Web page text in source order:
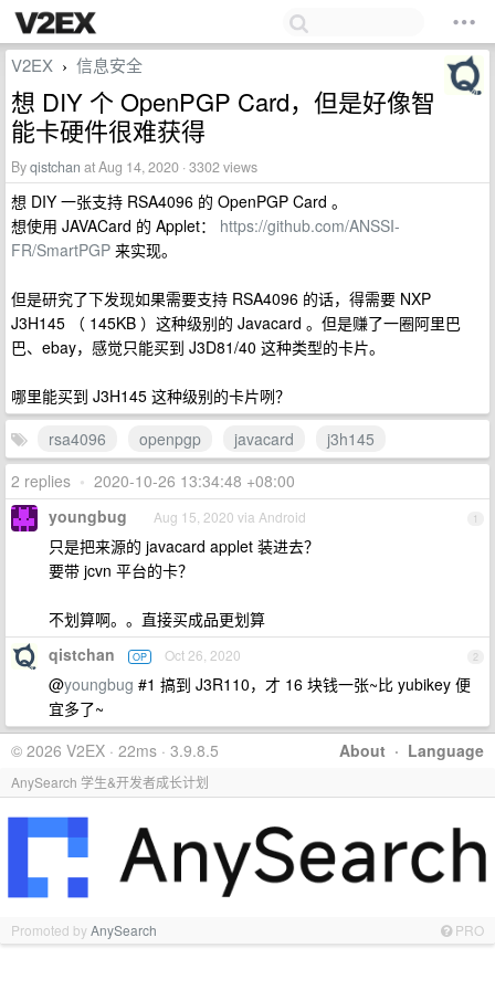
V2EX › 信息安全
想 DIY 个 OpenPGP Card，但是好像智
能卡硬件很难获得
Byqistchan at Aug 14, 2020 · 3302 views
想 DIY 一张支持 RSA4096 的 OpenPGP Card 。
想使用 JAVACard 的 Applet： https://github.com/ANSSI-
FR/SmartPGP 来实现。
但是研究了下发现如果需要支持 RSA4096 的话，得需要 NXP
J3H145 （ 145KB ）这种级别的 Javacard 。但是赚了一圈阿里巴
巴、ebay，感觉只能买到 J3D81/40 这种类型的卡片。
哪里能买到 J3H145 这种级别的卡片咧？
rsa4096
openpgp javacard
j3h145
2 replies • 2020-10-26 13:34:48 +08:00
1
youngbug Aug 15, 2020 via Android
只是把来源的 javacard applet 装进去？
要带 jcvn 平台的卡？
不划算啊。。直接买成品更划算
2
qistchan OP Oct 26, 2020
@youngbug #1 搞到 J3R110，才 16 块钱一张~比 yubikey 便
宜多了~
About · Language
© 2026 V2EX · 22ms · 3.9.8.5
AnySearch 学生&开发者成长计划
Promoted byAnySearch PRO